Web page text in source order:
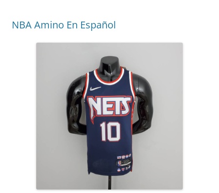
NBA Amino En Español